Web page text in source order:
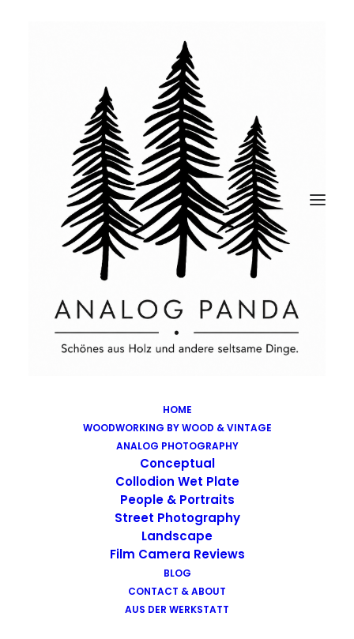
HOME
WOODWORKING BY WOOD & VINTAGE
ANALOG PHOTOGRAPHY
Conceptual
Collodion Wet Plate
People & Portraits
Street Photography
Landscape
Film Camera Reviews
BLOG
CONTACT & ABOUT
AUS DER WERKSTATT
Images tagged "railway"
Images tagged "railway"